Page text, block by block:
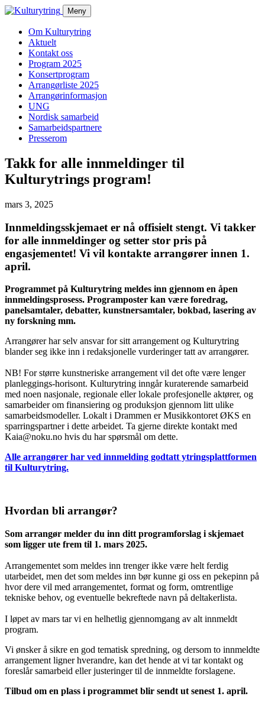
Skip
content
Meny
Om Kulturytring
Aktuelt
Kontakt oss
Program 2025
Konsertprogram
Arrangørliste 2025
Arrangørinformasjon
UNG
Nordisk samarbeid
Samarbeidspartnere
Presserom
Takk for alle innmeldinger til
Kulturytrings program!
mars 3, 2025
Innmeldingsskjemaet er nå offisielt stengt. Vi takker
for alle innmeldinger og setter stor pris på
engasjementet! Vi vil kontakte arrangører innen 1.
april.
Programmet på Kulturytring meldes inn gjennom en åpen
innmeldingsprosess. Programposter kan være foredrag,
panelsamtaler, debatter, kunstnersamtaler, bokbad, lasering av
ny forskning mm.
Arrangører har selv ansvar for sitt arrangement og Kulturytring
blander seg ikke inn i redaksjonelle vurderinger tatt av arrangører.
NB! For større kunstneriske arrangement vil det ofte være lenger
planleggings-horisont. Kulturytring inngår kuraterende samarbeid
med noen nasjonale, regionale eller lokale profesjonelle aktører, og
samarbeider om finansiering og produksjon gjennom litt ulike
samarbeidsmodeller. Lokalt i Drammen er Musikkontoret ØKS en
sparringspartner i dette arbeidet. Ta gjerne direkte kontakt med
Kaia@noku.no hvis du har spørsmål om dette.
Alle arrangører har ved innmelding godtatt ytringsplattformen
til Kulturytring.
Hvordan bli arrangør?
Som arrangør melder du inn ditt programforslag i skjemaet
som ligger ute frem til 1. mars 2025.
Arrangementet som meldes inn trenger ikke være helt ferdig
utarbeidet, men det som meldes inn bør kunne gi oss en pekepinn på
hvor dere vil med arrangementet, format og form, omtrentlige
tekniske behov, og eventuelle bekreftede navn på deltakerlista.
I løpet av mars tar vi en helhetlig gjennomgang av alt innmeldt
program.
Vi ønsker å sikre en god tematisk spredning, og dersom to innmeldte
arrangement ligner hverandre, kan det hende at vi tar kontakt og
foreslår samarbeid eller justeringer til de innmeldte forslagene.
Tilbud om en plass i programmet blir sendt ut senest 1. april.